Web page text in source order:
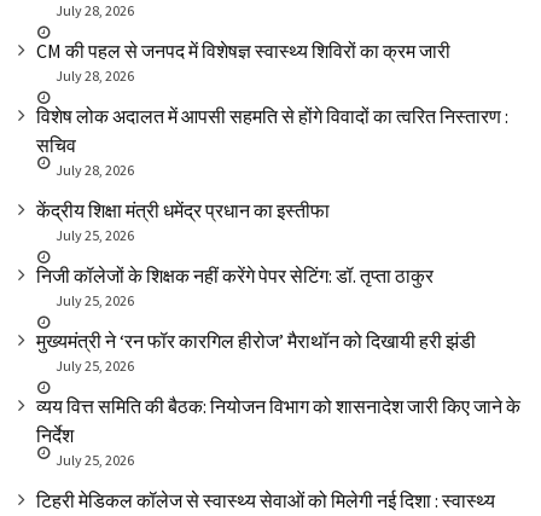
July 28, 2026
CM की पहल से जनपद में विशेषज्ञ स्वास्थ्य शिविरों का क्रम जारी
July 28, 2026
विशेष लोक अदालत में आपसी सहमति से होंगे विवादों का त्वरित निस्तारण :
सचिव
July 28, 2026
केंद्रीय शिक्षा मंत्री धमेंद्र प्रधान का इस्तीफा
July 25, 2026
निजी कॉलेजों के शिक्षक नहीं करेंगे पेपर सेटिंग: डॉ. तृप्ता ठाकुर
July 25, 2026
मुख्यमंत्री ने ‘रन फॉर कारगिल हीरोज’ मैराथॉन को दिखायी हरी झंडी
July 25, 2026
व्यय वित्त समिति की बैठक: नियोजन विभाग को शासनादेश जारी किए जाने के
निर्देश
July 25, 2026
टिहरी मेडिकल कॉलेज से स्वास्थ्य सेवाओं को मिलेगी नई दिशा : स्वास्थ्य